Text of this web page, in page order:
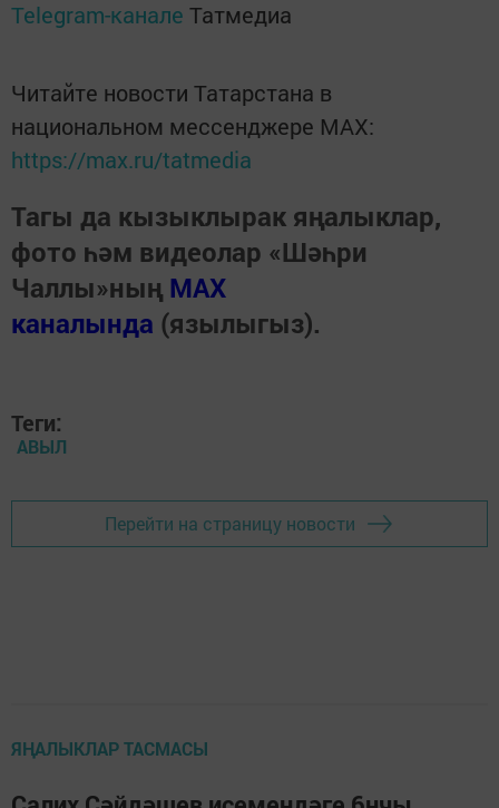
Telegram-канале Татмедиа
Читайте новости Татарстана в
национальном мессенджере MАХ:
https://max.ru/tatmedia
Тагы да кызыклырак яңалыклар,
фото һәм видеолар «Шәһри
Чаллы»ның MAX
каналында (язылыгыз).
Теги:
АВЫЛ
Перейти на страницу новости
ЯҢАЛЫКЛАР ТАСМАСЫ